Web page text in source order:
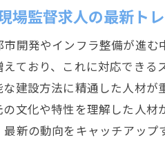
場監督求人の最新ト
開発やインフラ整備が進
えており、これに対応でき
な建設方法に精通した人材
の文化や特性を理解した人
新の動向をキャッチアップ